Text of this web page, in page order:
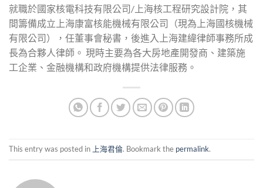
就職於國家核電科技有限公司/上海核工程研究設計院，其
間籌備成立上海康富核能機械有限公司（現為上海國核機械
有限公司），任董事會秘書，後進入上海建緯律師事務所成
長為合夥人律師。 現時主要為各大房地產開發商、建築施
工企業、金融機構和政府機構提供法律服務。
This entry was posted in 上海君倫. Bookmark the permalink.